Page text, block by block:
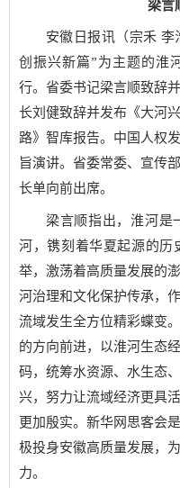
梁言
安徽日报讯（宗禾 李
创振兴新篇”为主题的淮
行。省委书记梁言顺致辞
长刘健致辞并发布《大河
路》智库报告。中国人权
旨演讲。省委常委、宣传
长单向前出席。
梁言顺指出，淮河是
河，镌刻着华夏起源的历
举，激荡着高质量发展的
河治理和文化保护传承，
流域发生全方位精彩蝶变
的方向前进，以淮河生态
码，统筹水资源、水生态
兴，努力让流域经济更具
更加殷实。新华网思客会
极投身安徽高质量发展，
力。